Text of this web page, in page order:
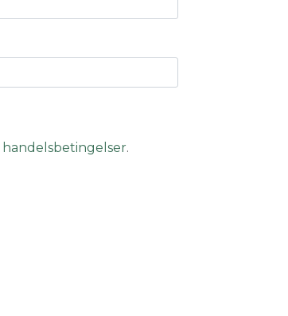
handelsbetingelser.